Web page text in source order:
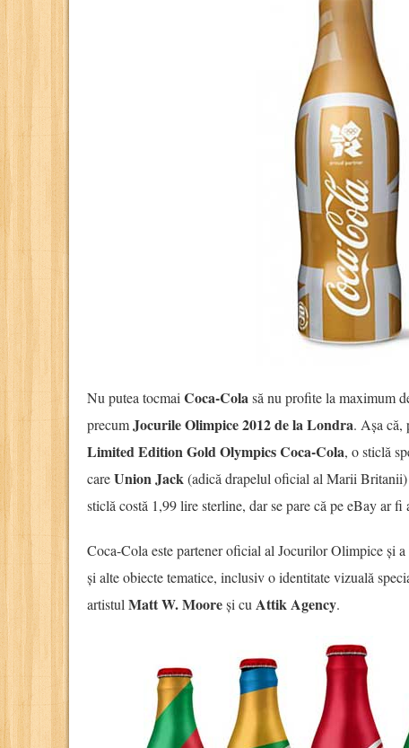
Nu putea tocmai Coca-Colasă nu profite la maximum
precumJocurile Olimpice 2012 de la Londra. Așa că,
Limited Edition Gold Olympics Coca-Cola, o sticlă
careUnion Jack(adică drapelul oficial al Marii Britanii)
sticlă costă 1,99 lire sterline, dar se pare că pe eBay ar fi
Coca-Cola este partener oficial al Jocurilor Olimpice și
și alte obiecte tematice, inclusiv o identitate vizuală
artistul Matt W. Mooreși cu Attik Agency.